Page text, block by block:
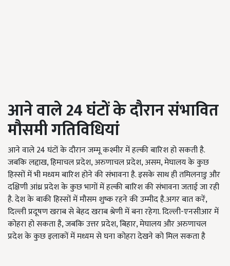
आने वाले24घंटों के दौरान संभावित
मौसमी गतिविधियां
आने वाले24घंटों के दौरान जम्मू कश्मीर में हल्की बारिश हो सकती है.
जबकि लद्दाख,हिमाचल प्रदेश,अरुणाचल प्रदेश,असम,मेघालय के कुछ
हिस्सों में भी मध्यम बारिश होने की संभावना है. इसके साथ ही तमिलनाडु और
दक्षिणी आंध्र प्रदेश के कुछ भागों में हल्की बारिश की संभावना जताई जा रही
है. देश के बाकी हिस्सों में मौसम शुष्क रहने की उम्मीद है.अगर बात करें,
दिल्ली प्रदूषण खराब से बेहद खराब श्रेणी में बना रहेगा. दिल्ली-एनसीआर में
कोहरा हो सकता है,जबकि उत्तर प्रदेश,बिहार,मेघालय और अरुणाचल
प्रदेश के कुछ इलाकों में मध्यम से घना कोहरा देखने को मिल सकता है